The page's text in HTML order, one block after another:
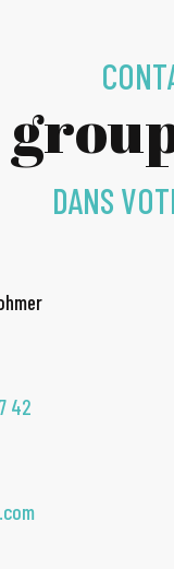
DANS
42